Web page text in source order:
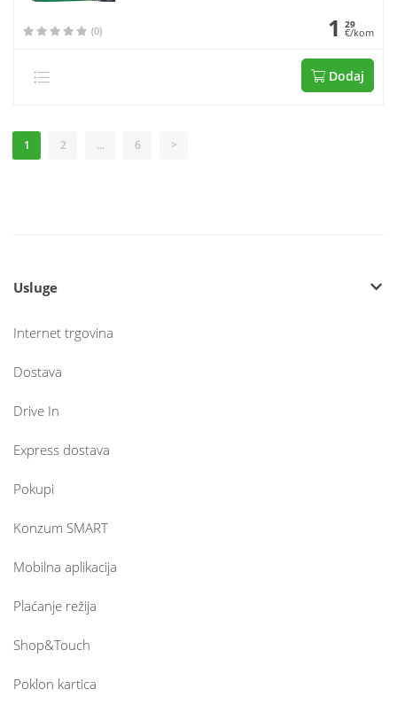
(0) 1 29
€/kom
Dodaj
1 2 ... 6 >
Usluge
Internet trgovina
Dostava
Drive In
Express dostava
Pokupi
Konzum SMART
Mobilna aplikacija
Plaćanje režija
Shop&Touch
Poklon kartica